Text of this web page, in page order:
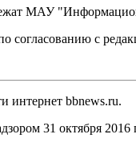
МАУ
согласованию с
интернет bbnews.ru.
31 октября 2016